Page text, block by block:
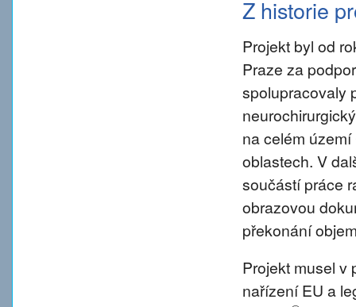
Z historie
Projekt byl od
Praze za
spolupracovaly
na celém
oblastech. V
součástí práce
obrazovou
překonání
Projekt musel v
nařízení EU a